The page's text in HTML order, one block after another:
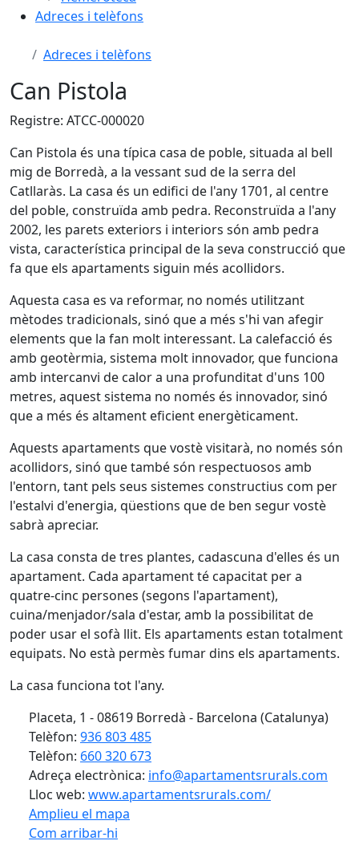
Adreces i telèfons
Adreces i telèfons
Can Pistola
Registre: ATCC-000020
Can Pistola és una típica casa de poble, situada al bell
mig de Borredà, a la vessant sud de la serra del
Catllaràs. La casa és un edifici de l'any 1701, al centre
del poble, construïda amb pedra. Reconstruïda a l'any
2002, les parets exteriors i interiors són amb pedra
vista, característica principal de la seva construcció que
fa que els apartaments siguin més acollidors.
Aquesta casa es va reformar, no només utilitzant
mètodes tradicionals, sinó que a més s'hi van afegir
elements que la fan molt interessant. La calefacció és
amb geotèrmia, sistema molt innovador, que funciona
amb intercanvi de calor a una profunditat d'uns 100
metres, aquest sistema no només és innovador, sinó
que a més és altament eficient energèticament.
Aquests apartaments que vostè visitarà, no només són
acollidors, sinó que també són respectuosos amb
l'entorn, tant pels seus sistemes constructius com per
l'estalvi d'energia, qüestions que de ben segur vostè
sabrà apreciar.
La casa consta de tres plantes, cadascuna d'elles és un
apartament. Cada apartament té capacitat per a
quatre-cinc persones (segons l'apartament),
cuina/menjador/sala d'estar, amb la possibilitat de
poder usar el sofà llit. Els apartaments estan totalment
equipats. No està permès fumar dins els apartaments.
La casa funciona tot l'any.
Placeta, 1 - 08619 Borredà - Barcelona (Catalunya)
Telèfon: 936 803 485
Telèfon: 660 320 673
Adreça electrònica: info@apartamentsrurals.com
Lloc web: www.apartamentsrurals.com/
Amplieu el mapa
Com arribar-hi